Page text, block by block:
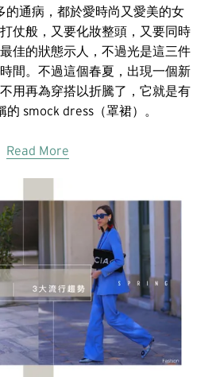
的通病，都於愛時尚又愛美的女
仗般，又要化妝整頭，又要同時
佳的狀態示人，不過光是這三件
間。不過這個春夏，出現一個新
用再為穿搭以折騰了，它就是有
的 smock dress（罩裙）。
Read More